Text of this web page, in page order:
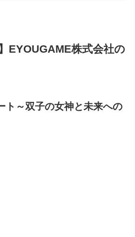
EYOUGAME株式会社の
ト～双子の女神と未来への